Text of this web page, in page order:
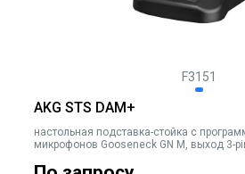
F3151
AKG STS DAM+
настольная подставка-стойка с
микрофонов Gooseneck GN M, выход 3-